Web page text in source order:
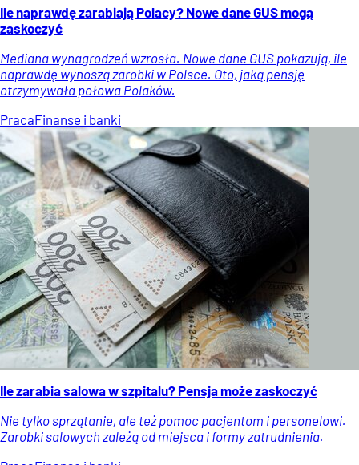
Ile naprawdę zarabiają Polacy? Nowe dane GUS mogą
zaskoczyć
Mediana wynagrodzeń wzrosła. Nowe dane GUS pokazują, ile
naprawdę wynoszą zarobki w Polsce. Oto, jaką pensję
otrzymywała połowa Polaków.
PracaFinanse i banki
Ile zarabia salowa w szpitalu? Pensja może zaskoczyć
Nie tylko sprzątanie, ale też pomoc pacjentom i personelowi.
Zarobki salowych zależą od miejsca i formy zatrudnienia.